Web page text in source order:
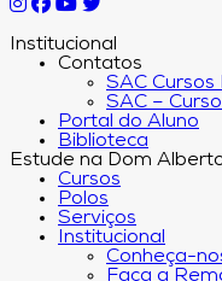
Institucional
Contatos
SAC
SAC –
Portal do Aluno
Biblioteca
Estude na Dom
Cursos
Polos
Serviços
Institucional
Conheça-
Faça a